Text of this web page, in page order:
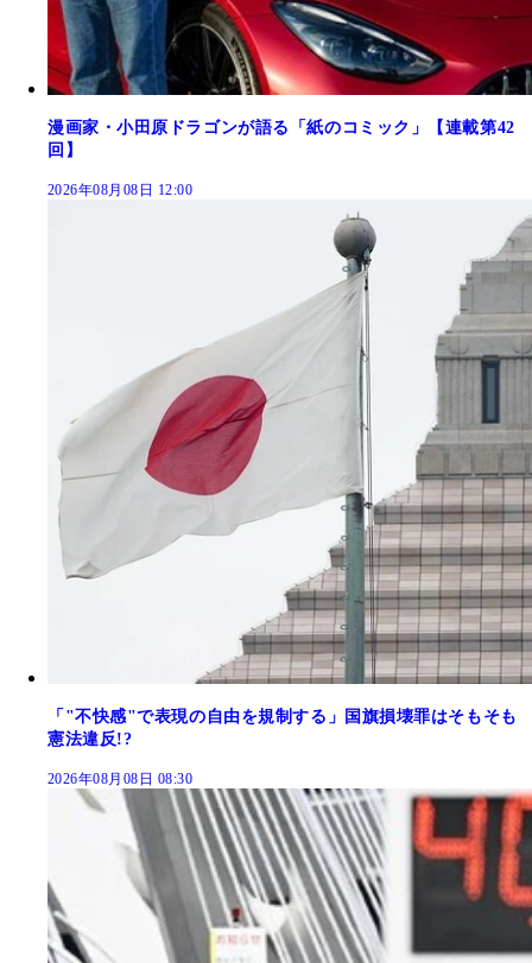
漫画家・小田原ドラゴンが語る「紙のコミック」【連載第42
回】
2026年08月08日 12:00
「"不快感"で表現の自由を規制する」国旗損壊罪はそもそも
憲法違反!?
2026年08月08日 08:30